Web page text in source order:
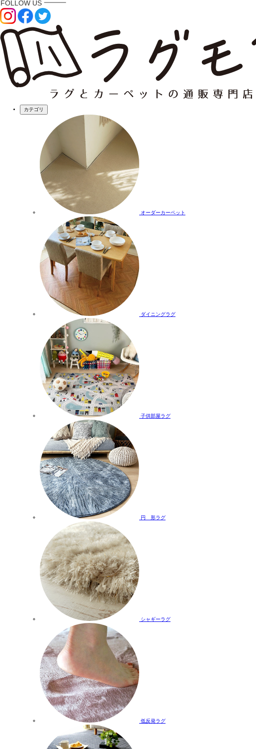
カテゴリ
オーダーカーペット
ダイニングラグ
子供部屋ラグ
円 形ラグ
シャギーラグ
低反発ラグ